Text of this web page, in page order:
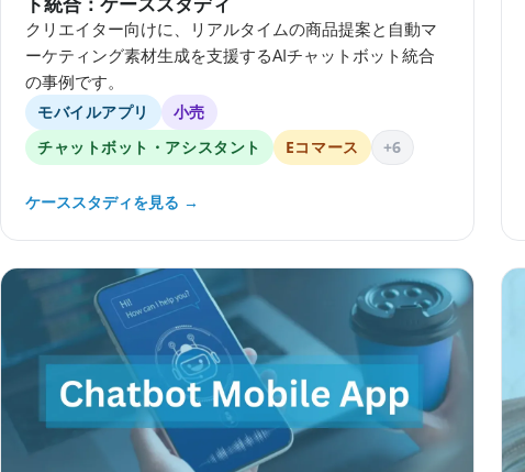
クリエイター向けに、リアルタイムの商品提案と自動マ
ーケティング素材生成を支援するAIチャットボット統合
の事例です。
モバイルアプリ
小売
チャットボット・アシスタント
Eコマース +6
ケーススタディを見る →